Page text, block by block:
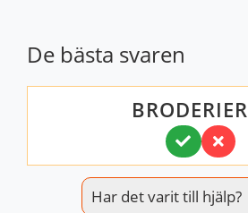
De bästa svaren
BRODERIER
Har det varit till hjälp?